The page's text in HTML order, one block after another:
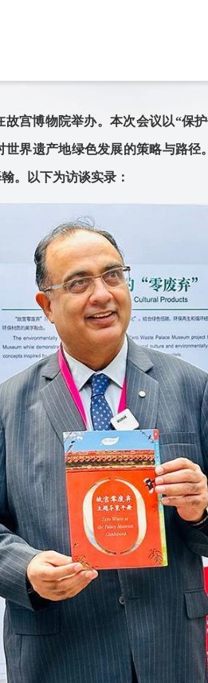
宫博物院举办。本次会议以“保
界遗产地绿色发展的策略与路径
。以下为访谈实录：